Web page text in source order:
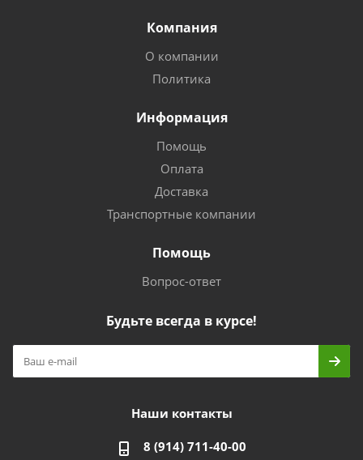
Компания
О компании
Политика
Информация
Помощь
Оплата
Доставка
Транспортные компании
Помощь
Вопрос-ответ
Будьте всегда в курсе!
Наши контакты
8 (914) 711-40-00